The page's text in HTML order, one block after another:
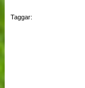
Taggar: